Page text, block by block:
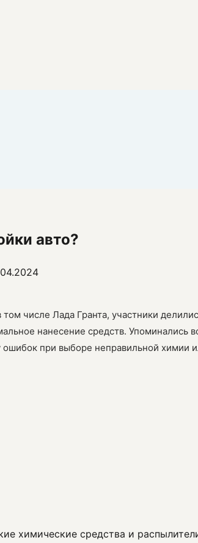
авто?
числе Лада Гранта, участники
нанесение средств. Упоминались
при выборе неправильной химии
химические средства и